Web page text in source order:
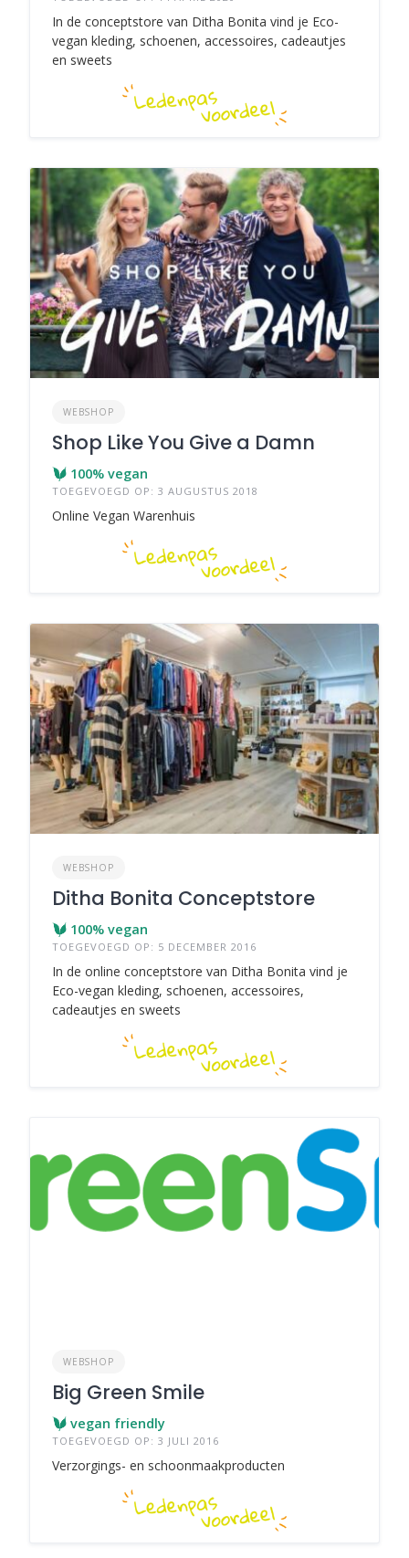
In de conceptstore van Ditha Bonita vind je Eco-
vegan kleding, schoenen, accessoires, cadeautjes
en sweets
WEBSHOP
Shop Like You Give a Damn
100% vegan
TOEGEVOEGD OP: 3 AUGUSTUS 2018
Online Vegan Warenhuis
WEBSHOP
Ditha Bonita Conceptstore
100% vegan
TOEGEVOEGD OP: 5 DECEMBER 2016
In de online conceptstore van Ditha Bonita vind je
Eco-vegan kleding, schoenen, accessoires,
cadeautjes en sweets
WEBSHOP
Big Green Smile
vegan friendly
TOEGEVOEGD OP: 3 JULI 2016
Verzorgings- en schoonmaakproducten